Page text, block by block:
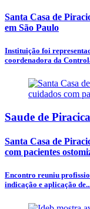
Santa Casa de
em São Paulo
Instituição foi
coordenadora da
Saude de
Santa Casa de
com pacientes
Encontro reuniu
indicação e aplicação